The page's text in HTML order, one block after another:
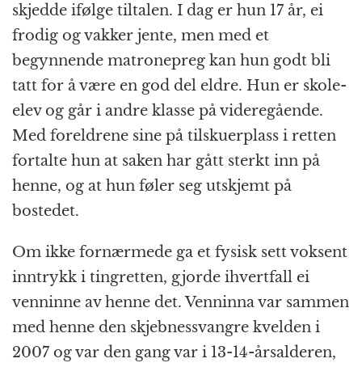
skjedde ifølge tiltalen. I dag er hun 17 år, ei
frodig og vakker jente, men med et
begynnende matronepreg kan hun godt bli
tatt for å være en god del eldre. Hun er skole-
elev og går i andre klasse på videregående.
Med foreldrene sine på tilskuerplass i retten
fortalte hun at saken har gått sterkt inn på
henne, og at hun føler seg utskjemt på
bostedet.
Om ikke fornærmede ga et fysisk sett voksent
inntrykk i tingretten, gjorde ihvertfall ei
venninne av henne det. Venninna var sammen
med henne den skjebnessvangre kvelden i
2007 og var den gang var i 13-14-årsalderen,